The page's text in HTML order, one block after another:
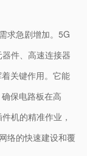
求急剧增加。5G
件、高速连接器
关键作用。它能
保电路板在高
机的精准作业，
络的快速建设和覆